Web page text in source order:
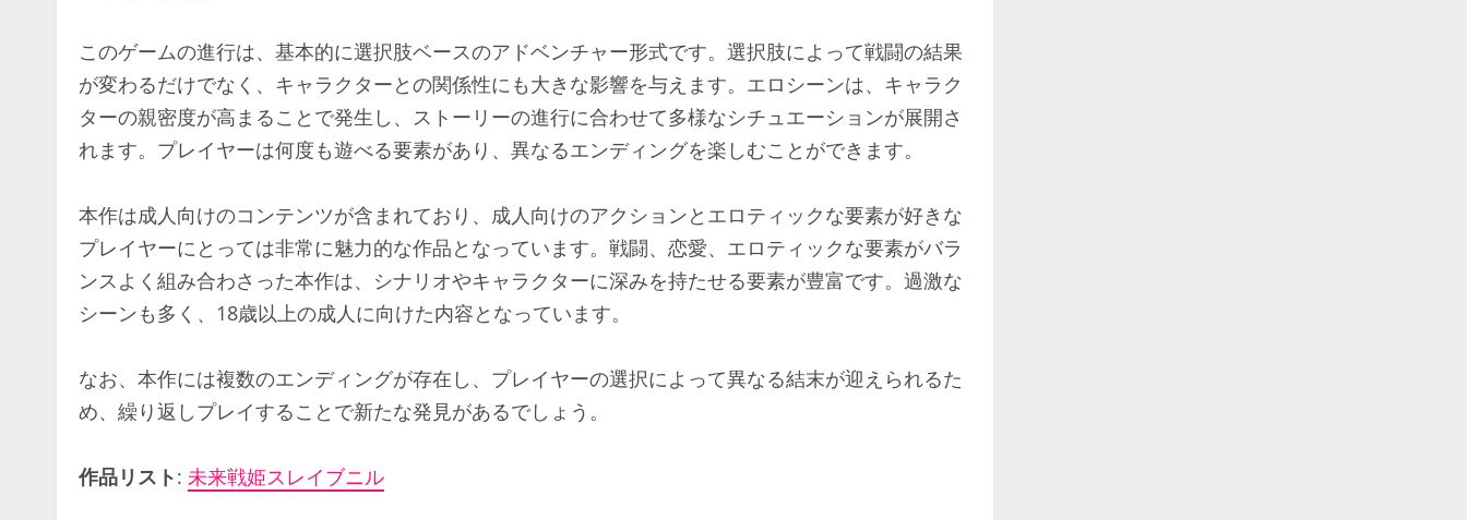
このゲームの進行は、基本的に選択肢ベースのアドベンチャー形式です。選択肢によって戦闘の結果
が変わるだけでなく、キャラクターとの関係性にも大きな影響を与えます。エロシーンは、キャラク
ターの親密度が高まることで発生し、ストーリーの進行に合わせて多様なシチュエーションが展開さ
れます。プレイヤーは何度も遊べる要素があり、異なるエンディングを楽しむことができます。
本作は成人向けのコンテンツが含まれており、成人向けのアクションとエロティックな要素が好きな
プレイヤーにとっては非常に魅力的な作品となっています。戦闘、恋愛、エロティックな要素がバラ
ンスよく組み合わさった本作は、シナリオやキャラクターに深みを持たせる要素が豊富です。過激な
シーンも多く、18歳以上の成人に向けた内容となっています。
なお、本作には複数のエンディングが存在し、プレイヤーの選択によって異なる結末が迎えられるた
め、繰り返しプレイすることで新たな発見があるでしょう。
作品リスト: 未来戦姫スレイブニル